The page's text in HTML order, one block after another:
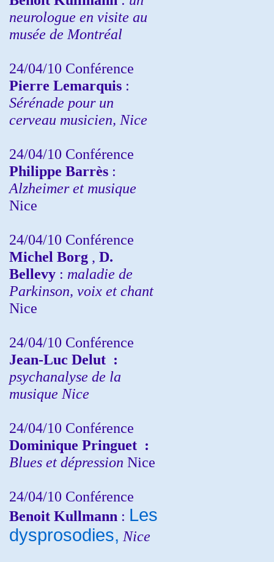
neurologue en visite au
musée de Montréal
24/04/10 Conférence
Pierre Lemarquis :
Sérénade pour un
cerveau musicien, Nice
24/04/10 Conférence
Philippe Barrès :
Alzheimer et musique
Nice
24/04/10 Conférence
Michel Borg , D.
Bellevy : maladie de
Parkinson, voix et chant
Nice
24/04/10 Conférence
Jean-Luc Delut :
psychanalyse de la
musique Nice
24/04/10 Conférence
Dominique Pringuet :
Blues et dépression Nice
24/04/10 Conférence
Benoit Kullmann : Les
dysprosodies, Nice